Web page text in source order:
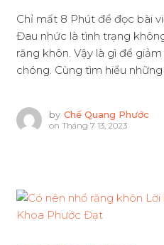
Chỉ mất 8 Phút để đọc bài
Đau nhức là tình trạng
răng khôn. Vậy là gì để
chóng. Cùng tìm hiểu
by Chế Quang Phước
on Tháng 7 13, 2023